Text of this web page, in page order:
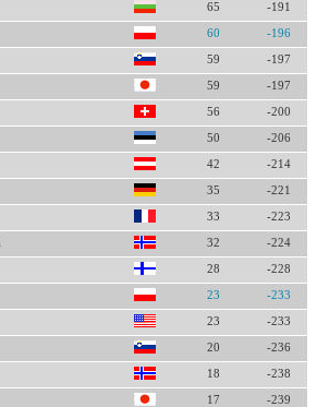
65 -191
60 -196
59 -197
59 -197
56 -200
50 -206
42 -214
35 -221
33 -223
32 -224
28 -228
23 -233
23 -233
20 -236
18 -238
17 -239